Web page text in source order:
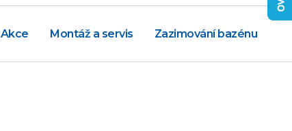
Akce Montáž a servis Zazimování bazénu